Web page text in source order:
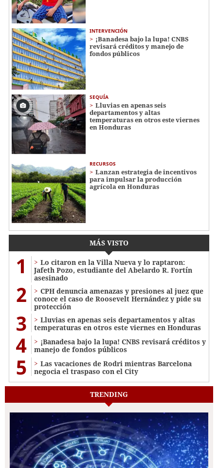
INTERVENCIÓN
¡Banadesa bajo la lupa! CNBS
revisará créditos y manejo de
fondos públicos
SEQUÍA
Lluvias en apenas seis
departamentos y altas
temperaturas en otros este viernes
en Honduras
RECURSOS
Lanzan estrategia de incentivos
para impulsar la producción
agrícola en Honduras
MÁS VISTO
1
Lo citaron en la Villa Nueva y lo raptaron:
Jafeth Pozo, estudiante del Abelardo R. Fortín
asesinado
2
CPH denuncia amenazas y presiones al juez que
conoce el caso de Roosevelt Hernández y pide su
protección
3
Lluvias en apenas seis departamentos y altas
temperaturas en otros este viernes en Honduras
4
¡Banadesa bajo la lupa! CNBS revisará créditos y
manejo de fondos públicos
5
Las vacaciones de Rodri mientras Barcelona
negocia el traspaso con el City
TRENDING